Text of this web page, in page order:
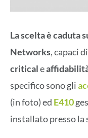
La scelta è caduta
Networks, capaci
criticale
specifico sono gli
(in foto) ed E410
installato presso la